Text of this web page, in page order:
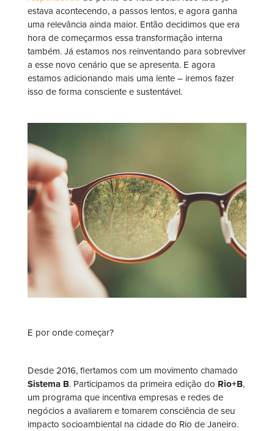
estava acontecendo, a passos lentos, e agora ganha
uma relevância ainda maior. Então decidimos que era
hora de começarmos essa transformação interna
também. Já estamos nos reinventando para sobreviver
a esse novo cenário que se apresenta. E agora
estamos adicionando mais uma lente – iremos fazer
isso de forma consciente e sustentável.
E por onde começar?
Desde 2016, flertamos com um movimento chamado
Sistema B. Participamos da primeira edição do Rio+B,
um programa que incentiva empresas e redes de
negócios a avaliarem e tomarem consciência de seu
impacto socioambiental na cidade do Rio de Janeiro.